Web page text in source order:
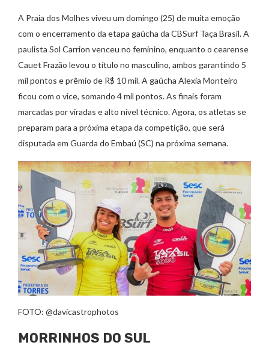
A Praia dos Molhes viveu um domingo (25) de muita emoção
com o encerramento da etapa gaúcha da CBSurf Taça Brasil. A
paulista Sol Carrion venceu no feminino, enquanto o cearense
Cauet Frazão levou o título no masculino, ambos garantindo 5
mil pontos e prêmio de R$ 10 mil. A gaúcha Alexia Monteiro
ficou com o vice, somando 4 mil pontos. As finais foram
marcadas por viradas e alto nível técnico. Agora, os atletas se
preparam para a próxima etapa da competição, que será
disputada em Guarda do Embaú (SC) na próxima semana.
FOTO: @davicastrophotos
MORRINHOS DO SUL